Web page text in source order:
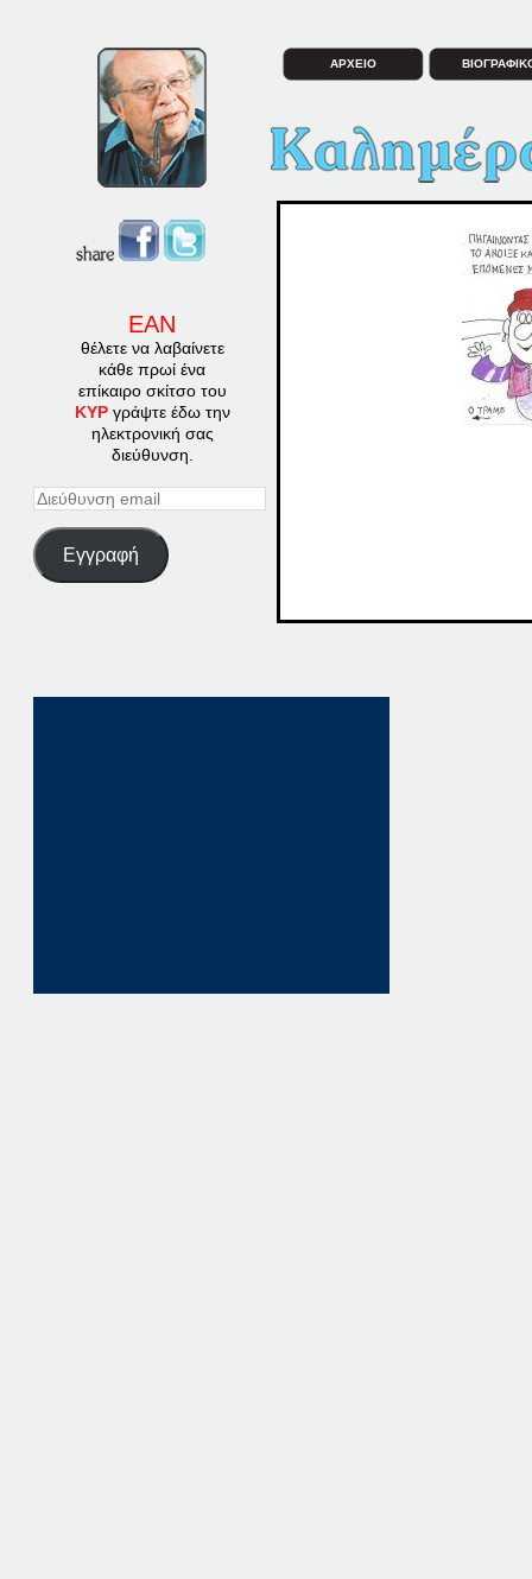
ΕΑΝ
θέλετε να λαβαίνετε
κάθε πρωί ένα
επίκαιρο σκίτσο του
ΚΥΡγράψτε έδω την
ηλεκτρονική σας
διεύθυνση.
Διεύθυνση
Εγγραφή
ΑΡΧΕΙΟ